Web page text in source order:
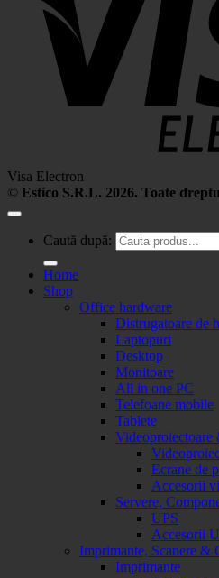
Visa Electron
© Estico S.R.L. 2026. Toate
Caută după:
Home
Shop
Office hardware
Distrugatoare de
Laptopuri
Desktop
Monitoare
All in one PC
Telefoane mobile
Tablete
Videoproiectoare
Ecrane de
Accesorii
Servere,
UPS
Accesorii
Imprimante, Scanere &
Imprimante